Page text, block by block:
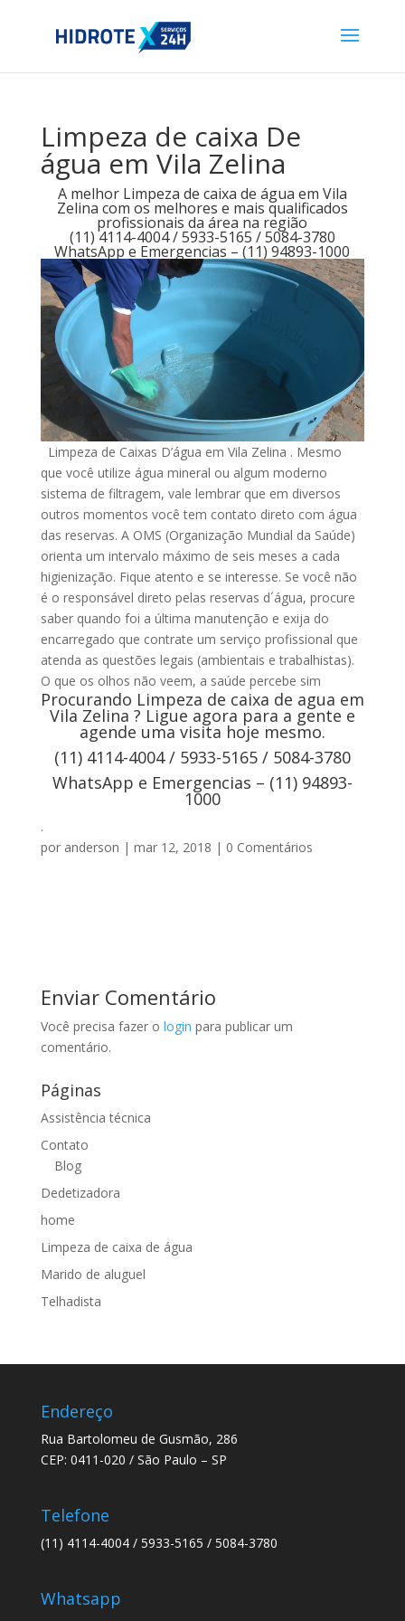
Limpeza de caixa De
água em Vila Zelina
A melhor Limpeza de caixa de água em Vila
Zelina com os melhores e mais qualificados
profissionais da área na região
(11) 4114-4004 / 5933-5165 / 5084-3780
WhatsApp e Emergencias – (11) 94893-1000
Limpeza de Caixas D’água em Vila Zelina . Mesmo
que você utilize água mineral ou algum moderno
sistema de filtragem, vale lembrar que em diversos
outros momentos você tem contato direto com água
das reservas. A OMS (Organização Mundial da Saúde)
orienta um intervalo máximo de seis meses a cada
higienização. Fique atento e se interesse. Se você não
é o responsável direto pelas reservas d´água, procure
saber quando foi a última manutenção e exija do
encarregado que contrate um serviço profissional que
atenda as questões legais (ambientais e trabalhistas).
O que os olhos não veem, a saúde percebe sim
Procurando Limpeza de caixa de agua em
Vila Zelina ? Ligue agora para a gente e
agende uma visita hoje mesmo.
(11) 4114-4004 / 5933-5165 / 5084-3780
WhatsApp e Emergencias – (11) 94893-
1000
.
por anderson | mar 12, 2018 | 0 Comentários
Enviar Comentário
Você precisa fazer o login para publicar um
comentário.
Páginas
Assistência técnica
Contato
Blog
Dedetizadora
home
Limpeza de caixa de água
Marido de aluguel
Telhadista
Endereço
Rua Bartolomeu de Gusmão, 286
CEP: 0411-020 / São Paulo – SP
Telefone
(11) 4114-4004 / 5933-5165 / 5084-3780
Whatsapp